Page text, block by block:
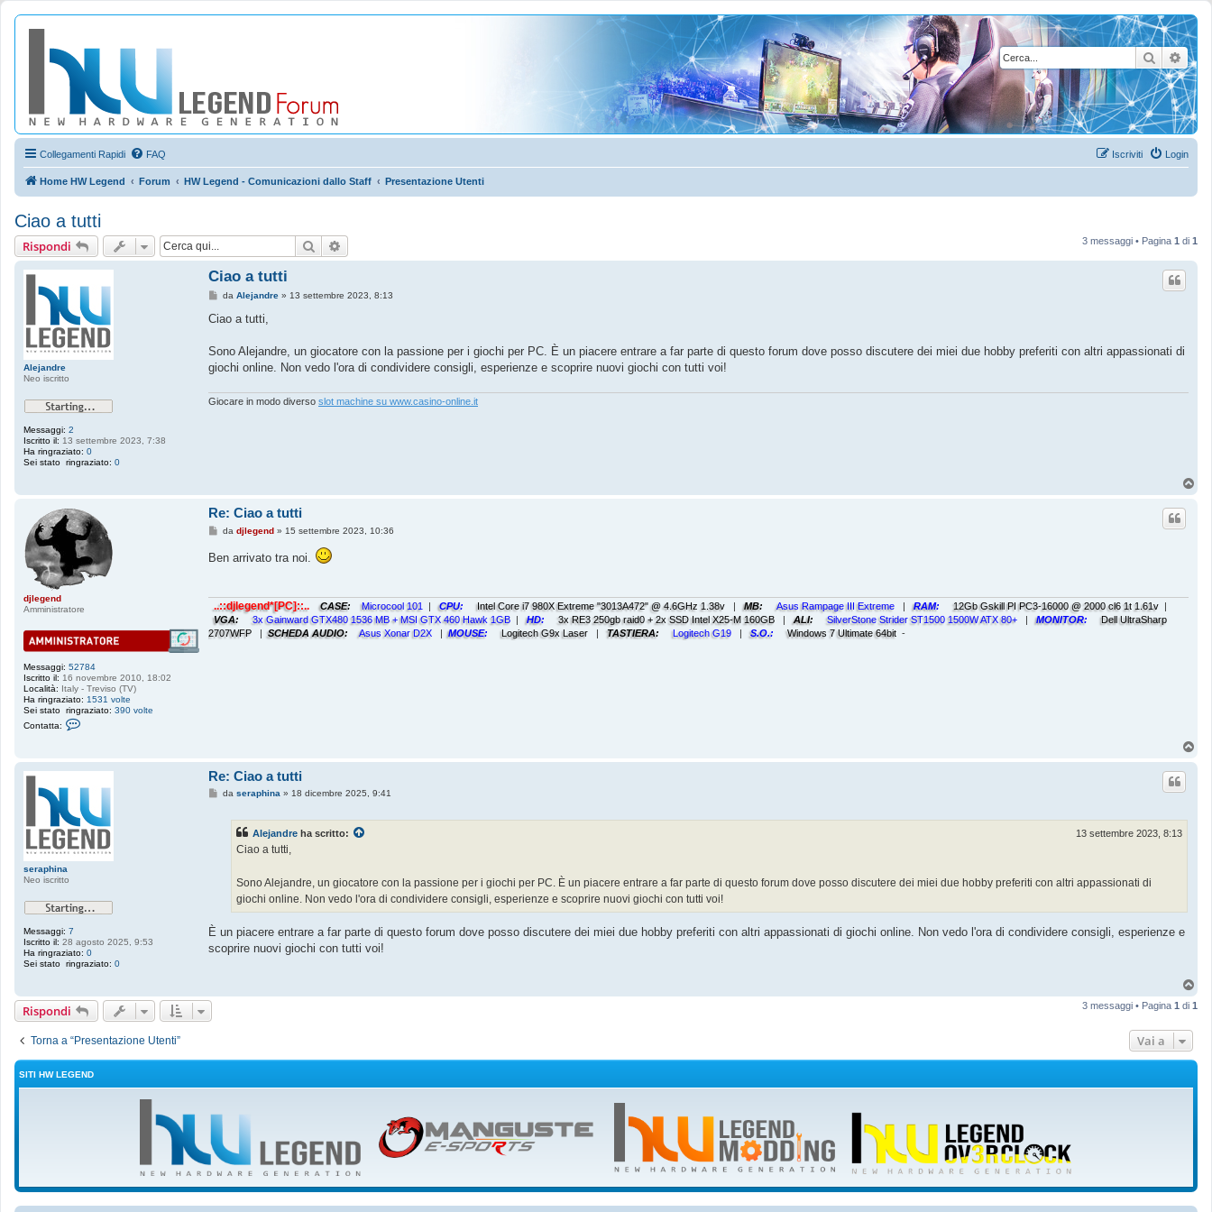
Cerca
Collegamenti Rapidi FAQ Login
Iscriviti
Home HW Legend Forum HW Legend - Comunicazioni dallo Staff Presentazione Utenti
Ciao a tutti
Rispondi Cerca 3 messaggi • Pagina 1 di 1
Alejandre
Neo iscritto
Messaggi: 2
Iscritto il: 13 settembre 2023, 7:38
Ha ringraziato: 0
Sei stato ringraziato: 0
Ciao a tutti
M
s
g
i
da Alejandre» 13 settembre 2023, 8:13
Ciao a tutti,
Sono Alejandre, un giocatore con la passione per i giochi per PC. È un piacere entrare a far parte di questo forum dove posso discutere dei miei due hobby preferiti con altri appassionati di
giochi online. Non vedo l'ora di condividere consigli, esperienze e scoprire nuovi giochi con tutti voi!
Giocare in modo diverso slot machine su www.casino-online.it
djlegend
Amministratore
Messaggi: 52784
Iscritto il: 16 novembre 2010, 18:02
Località: Italy - Treviso (TV)
Ha ringraziato: 1531 volte
Sei stato ringraziato: 390 volte
Contatta:
a
t
a
d
j
l
e
g
e
Re: Ciao a tutti
M
s
i
o
da djlegend» 15 settembre 2023, 10:36
Ben arrivato tra noi.
..::djlegend*[PC]::.. CASE: Microcool 101 | CPU: Intel Core i7 980X Extreme "3013A472" @ 4.6GHz 1.38v | MB: Asus Rampage III Extreme | RAM: 12Gb Gskill PI PC3-16000 @ 2000 cl6 1t 1.61v |
VGA:
3x Gainward GTX480 1536 MB + MSI GTX 460 Hawk 1GB | HD: 3x RE3 250gb raid0 + 2x SSD Intel X25-M 160GB | ALI: SilverStone Strider ST1500 1500W ATX 80+ | MONITOR:
Dell UltraSharp
2707WFP
| SCHEDA AUDIO: Asus Xonar D2X | MOUSE: Logitech G9x Laser | TASTIERA: Logitech G19 | S.O.: Windows 7 Ultimate 64bit -
seraphina
Neo iscritto
Messaggi: 7
Iscritto il: 28 agosto 2025, 9:53
Ha ringraziato: 0
Sei stato ringraziato: 0
Re: Ciao a tutti
Mda seraphina » 18 dicembre 2025, 9:41
Alejandre ha scritto: 13 settembre 2023, 8:13
Ciao a tutti,
Sono Alejandre, un giocatore con la passione per i giochi per PC. È un piacere entrare a far parte di questo forum dove posso discutere dei miei due hobby preferiti con altri appassionati di
giochi online. Non vedo l'ora di condividere consigli, esperienze e scoprire nuovi giochi con tutti voi!
È un piacere entrare a far parte di questo forum dove posso discutere dei miei due hobby preferiti con altri appassionati di giochi online. Non vedo l'ora di condividere consigli, esperienze e
scoprire nuovi giochi con tutti voi!
p
Rispondi 3 messaggi • Pagina 1 di 1
Torna a “Presentazione Utenti” Vai a
SITI HW LEGEND